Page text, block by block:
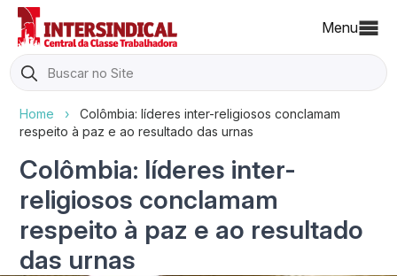
Menu
Search
for:
Home ›
Colômbia: líderes inter-religiosos conclamam
respeito à paz e ao resultado das urnas
Colômbia: líderes inter-
religiosos conclamam
respeito à paz e ao resultado
das urnas